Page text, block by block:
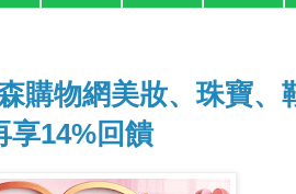
購物網美妝、珠寶、
享14%回饋